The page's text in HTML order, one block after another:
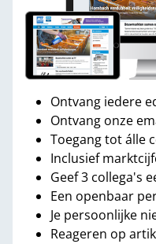
Ontvang iedere
Ontvang onze
Toegang tot álle
Inclusief
Geef 3 collega's
Een openbaar
Je persoonlijke
Reageren op